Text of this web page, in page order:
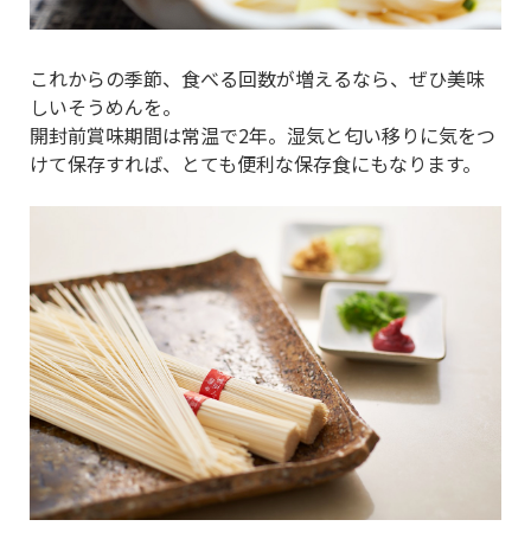
これからの季節、食べる回数が増えるなら、ぜひ美味
しいそうめんを。
開封前賞味期間は常温で2年。湿気と匂い移りに気をつ
けて保存すれば、とても便利な保存食にもなります。